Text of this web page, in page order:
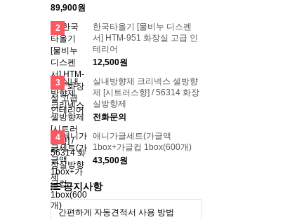
89,900원
2
한국타올기 [물비누 디스펜
서] HTM-951 화장실 고급 인
테리어
12,500원
3
실내방향제 크리넥스 셀방향
제 [시트러스향] / 56314 화장
실방향제
전화문의
4
애니가글세트(가글액
1box+가글컵 1box(600개)
43,500원
공지사항
간편하게 자동견적서 사용 방법